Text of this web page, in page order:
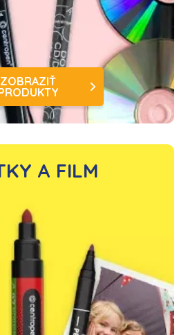
ZOBRAZIŤ
A FILM